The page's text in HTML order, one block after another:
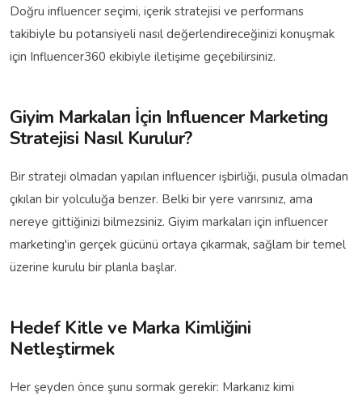
Doğru influencer seçimi, içerik stratejisi ve performans
takibiyle bu potansiyeli nasıl değerlendireceğinizi konuşmak
için Influencer360 ekibiyle iletişime geçebilirsiniz.
Giyim Markaları İçin Influencer Marketing
Stratejisi Nasıl Kurulur?
Bir strateji olmadan yapılan influencer işbirliği, pusula olmadan
çıkılan bir yolculuğa benzer. Belki bir yere varırsınız, ama
nereye gittiğinizi bilmezsiniz. Giyim markaları için influencer
marketing'in gerçek gücünü ortaya çıkarmak, sağlam bir temel
üzerine kurulu bir planla başlar.
Hedef Kitle ve Marka Kimliğini
Netleştirmek
Her şeyden önce şunu sormak gerekir: Markanız kimi